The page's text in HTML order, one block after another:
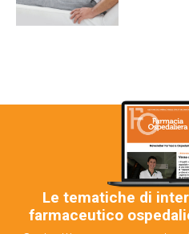
Le tematiche di
farmaceutico